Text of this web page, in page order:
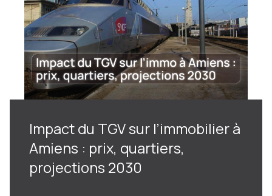
Impact du TGV sur l’immobilier à
Amiens : prix, quartiers,
projections 2030